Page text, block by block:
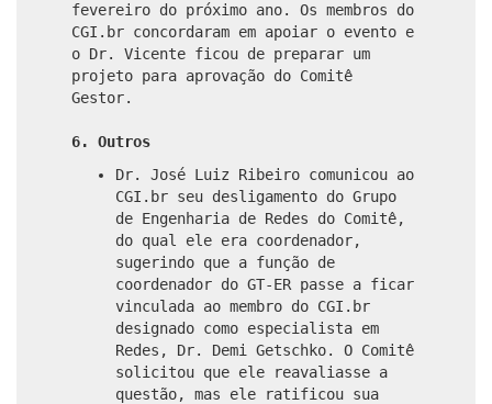
fevereiro do próximo ano. Os membros do
CGI.br concordaram em apoiar o evento e
o Dr. Vicente ficou de preparar um
projeto para aprovação do Comitê
Gestor.
6. Outros
Dr. José Luiz Ribeiro comunicou ao
CGI.br seu desligamento do Grupo
de Engenharia de Redes do Comitê,
do qual ele era coordenador,
sugerindo que a função de
coordenador do GT-ER passe a ficar
vinculada ao membro do CGI.br
designado como especialista em
Redes, Dr. Demi Getschko. O Comitê
solicitou que ele reavaliasse a
questão, mas ele ratificou sua